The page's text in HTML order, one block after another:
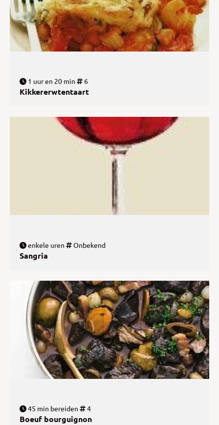
1 uur en 20 min 6
Kikkererwtentaart
enkele uren Onbekend
Sangria
45 min bereiden 4
Boeuf bourguignon